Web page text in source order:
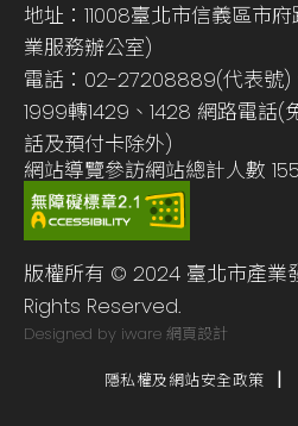
地址：11008臺北市信義區市
業服務辦公室)
電話：02-27208889(代表號)
1999轉1429、1428 網路電話(
話及預付卡除外)
網站導覽參訪網站總計人數
版權所有 © 2024 臺北市產業
Rights Reserved.
Designed by iware 網頁設計
隱私權及網站安全政策